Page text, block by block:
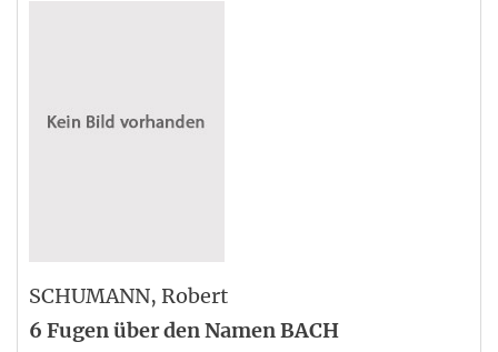
SCHUMANN, Robert
6 Fugen über den Namen BACH